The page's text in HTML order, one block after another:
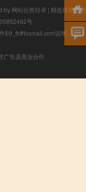
by 网站分类目录 | 精选推荐文章
号
到f_fb#foxmail.com说明，我们
广告及商业合作